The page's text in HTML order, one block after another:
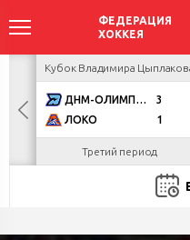
Кубок Владимира
ДНМ-ОЛИМПИК
3
ЛОКО
1
Третий период